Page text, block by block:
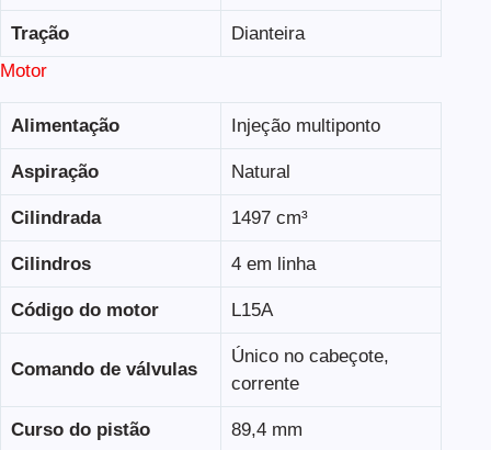
Tração
Dianteira
Motor
Alimentação Injeção multiponto
Aspiração Natural
Cilindrada 1497 cm³
Cilindros 4 em linha
Código do motor L15A
Comando de válvulas
Único no cabeçote,
corrente
Curso do pistão 89,4 mm